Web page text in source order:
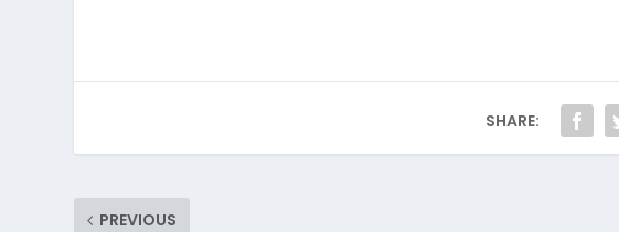
SHARE:
PREVIOUS